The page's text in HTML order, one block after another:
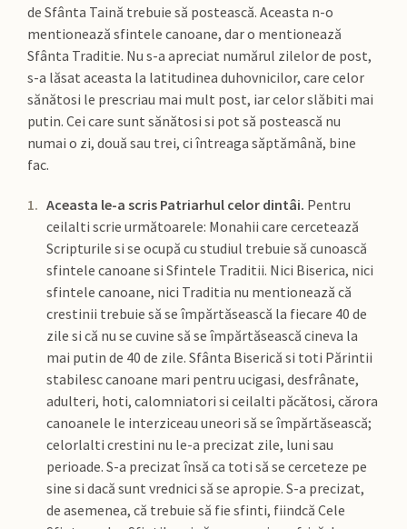
de Sfânta Taină trebuie să postească. Aceasta n-o
mentionează sfintele canoane, dar o mentionează
Sfânta Traditie. Nu s-a apreciat numărul zilelor de post,
s-a lăsat aceasta la latitudinea duhovnicilor, care celor
sănătosi le prescriau mai mult post, iar celor slăbiti mai
putin. Cei care sunt sănătosi si pot să postească nu
numai o zi, două sau trei, ci întreaga săptămână, bine
fac.
Aceasta le-a scris Patriarhul celor dintâi. Pentru
ceilalti scrie următoarele: Monahii care cercetează
Scripturile si se ocupă cu studiul trebuie să cunoască
sfintele canoane si Sfintele Traditii. Nici Biserica, nici
sfintele canoane, nici Traditia nu mentionează că
crestinii trebuie să se împărtăsească la fiecare 40 de
zile si că nu se cuvine să se împărtăsească cineva la
mai putin de 40 de zile. Sfânta Biserică si toti Părintii
stabilesc canoane mari pentru ucigasi, desfrânate,
adulteri, hoti, calomniatori si ceilalti păcătosi, cărora
canoanele le interziceau uneori să se împărtăsească;
celorlalti crestini nu le-a precizat zile, luni sau
perioade. S-a precizat însă ca toti să se cerceteze pe
sine si dacă sunt vrednici să se apropie. S-a precizat,
de asemenea, că trebuie să fie sfinti, fiindcă Cele